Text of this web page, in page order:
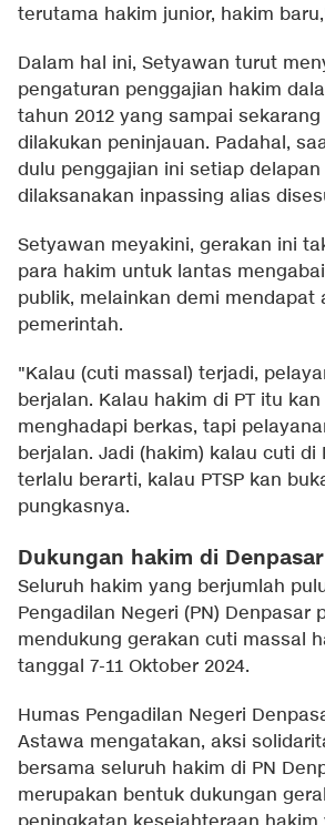
terutama hakim junior, hakim
Dalam hal ini, Setyawan turut
pengaturan penggajian hakim
tahun 2012 yang sampai
dilakukan peninjauan. Padahal,
dulu penggajian ini setiap
dilaksanakan inpassing alias
Setyawan meyakini, gerakan ini
para hakim untuk lantas
publik, melainkan demi mendapat
pemerintah.
"Kalau (cuti massal) terjadi,
berjalan. Kalau hakim di PT itu
menghadapi berkas, tapi
berjalan. Jadi (hakim) kalau cuti di
terlalu berarti, kalau PTSP kan
pungkasnya.
Dukungan hakim di Denpasar
Seluruh hakim yang berjumlah
Pengadilan Negeri (PN) Denpasar
mendukung gerakan cuti massal
tanggal 7-11 Oktober 2024.
Humas Pengadilan Negeri
Astawa mengatakan, aksi
bersama seluruh hakim di PN
merupakan bentuk dukungan